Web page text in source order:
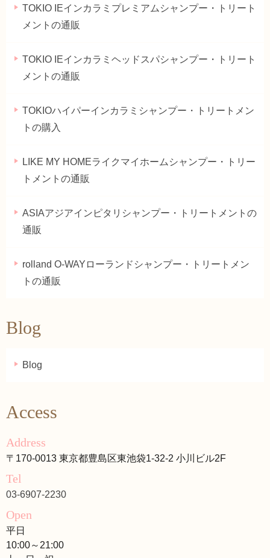
TOKIO IEインカラミプレミアムシャンプー・トリート
メントの通販
TOKIO IEインカラミヘッドスパシャンプー・トリート
メントの通販
TOKIOハイパーインカラミシャンプー・トリートメン
トの購入
LIKE MY HOMEライクマイホームシャンプー・トリー
トメントの通販
ASIAアジアインピタリシャンプー・トリートメントの
通販
rolland O-WAYローランドシャンプー・トリートメン
トの通販
Blog
Blog
Access
Address
〒170-0013 東京都豊島区東池袋1-32-2 小川ビル2F
Tel
03-6907-2230
Open
平日
10:00～21:00